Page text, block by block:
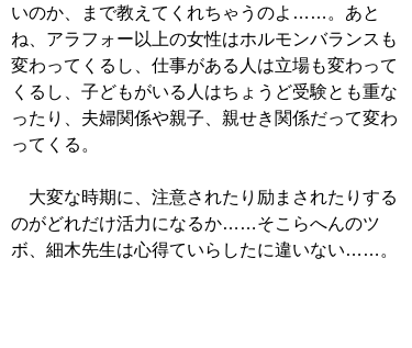
いのか、まで教えてくれちゃうのよ……。あと
ね、アラフォー以上の女性はホルモンバランスも
変わってくるし、仕事がある人は立場も変わって
くるし、子どもがいる人はちょうど受験とも重な
ったり、夫婦関係や親子、親せき関係だって変わ
ってくる。
大変な時期に、注意されたり励まされたりする
のがどれだけ活力になるか……そこらへんのツ
ボ、細木先生は心得ていらしたに違いない……。